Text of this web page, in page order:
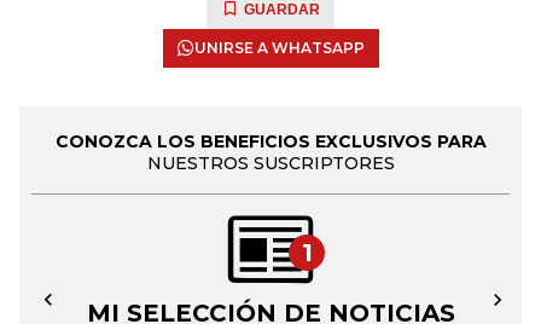
GUARDAR
UNIRSE A WHATSAPP
CONOZCA LOS BENEFICIOS EXCLUSIVOS PARA
NUESTROS SUSCRIPTORES
1
MI SELECCIÓN DE NOTICIAS
← →